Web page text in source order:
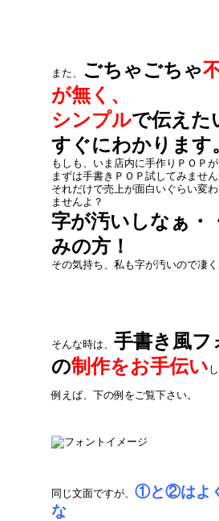
また、 ごちゃごちゃ
が無く、
シンプルで伝えた
すぐにわかります
もしも、いま店内に手作りＰＯＰが
まずは手書きＰＯＰ試してみません
それだけで売上が面白いぐらい変
ませんよ？
字が汚いしなぁ・
みの方！
その気持ち、私も字が汚いので凄
そんな時は、 手書き風フ
の制作をお手伝い
例えば、下の例をご覧下さい。
同じ文面ですが、 ①と②はよ
な